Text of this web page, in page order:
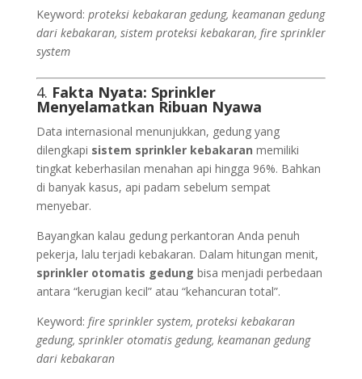
Keyword: proteksi kebakaran gedung, keamanan gedung
dari kebakaran, sistem proteksi kebakaran, fire sprinkler
system
4. Fakta Nyata: Sprinkler
Menyelamatkan Ribuan Nyawa
Data internasional menunjukkan, gedung yang
dilengkapi sistem sprinkler kebakaran memiliki
tingkat keberhasilan menahan api hingga 96%. Bahkan
di banyak kasus, api padam sebelum sempat
menyebar.
Bayangkan kalau gedung perkantoran Anda penuh
pekerja, lalu terjadi kebakaran. Dalam hitungan menit,
sprinkler otomatis gedung bisa menjadi perbedaan
antara “kerugian kecil” atau “kehancuran total”.
Keyword: fire sprinkler system, proteksi kebakaran
gedung, sprinkler otomatis gedung, keamanan gedung
dari kebakaran